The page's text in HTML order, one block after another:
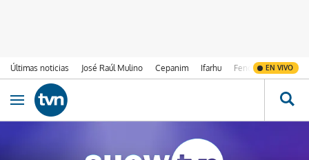
Últimas noticias José Raúl Mulino Cepanim Ifarhu Fenómeno de El
EN VIVO
Ir al contenido
Obrir navegació